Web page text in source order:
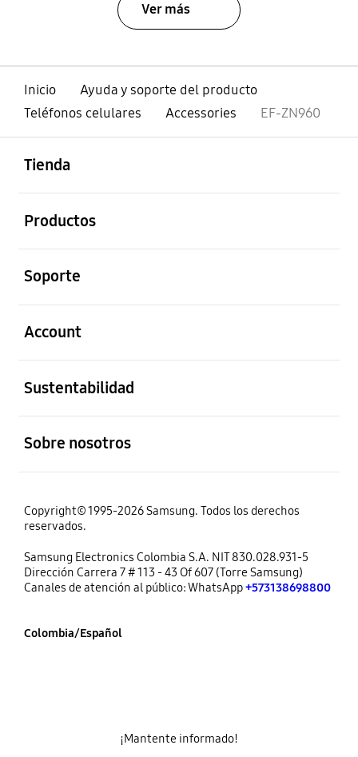
Ver más
Inicio
Ayuda y soporte del producto
Teléfonos celulares
Accessories EF-ZN960
Tienda
Productos
Soporte
Account
Sustentabilidad
Sobre nosotros
Copyright© 1995-2026 Samsung. Todos los derechos
reservados.
Samsung Electronics Colombia S.A. NIT 830.028.931-5
Dirección Carrera 7 # 113 - 43 Of 607 (Torre Samsung)
Canales de atención al público: WhatsApp+573138698800
Colombia/Español
¡Mantente informado!